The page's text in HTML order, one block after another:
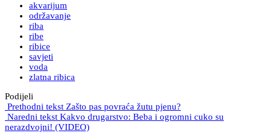
akvarijum
održavanje
riba
ribe
ribice
savjeti
voda
zlatna ribica
Podijeli
Prethodni tekst Zašto pas povraća žutu pjenu?
Naredni tekst Kakvo drugarstvo: Beba i ogromni cuko su
nerazdvojni! (VIDEO)